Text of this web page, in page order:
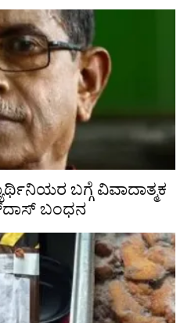
ಬಗ್ಗೆ ವಿವಾದಾತ್ಮಕ
ಬಂಧನ